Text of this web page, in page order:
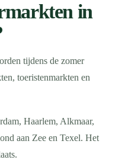
in
tijdens de zomer
toeristenmarkten en
Haarlem, Alkmaar,
aan Zee en Texel. Het